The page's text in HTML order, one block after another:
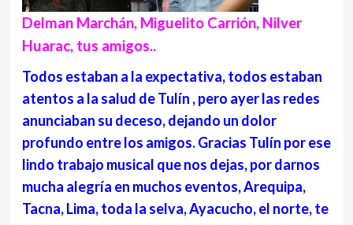
Delman Marchán, Miguelito Carrión, Nilver
Huarac, tus amigos..
Todos estaban a la expectativa, todos estaban
atentos a la salud de Tulín , pero ayer las redes
anunciaban su deceso, dejando un dolor
profundo entre los amigos. Gracias Tulín por ese
lindo trabajo musical que nos dejas, por darnos
mucha alegría en muchos eventos, Arequipa,
Tacna, Lima, toda la selva, Ayacucho, el norte, te